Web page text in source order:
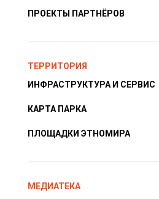
ПРОЕКТЫ ПАРТНЁРОВ
ТЕРРИТОРИЯ
ИНФРАСТРУКТУРА И СЕРВИС
КАРТА ПАРКА
ПЛОЩАДКИ ЭТНОМИРА
МЕДИАТЕКА